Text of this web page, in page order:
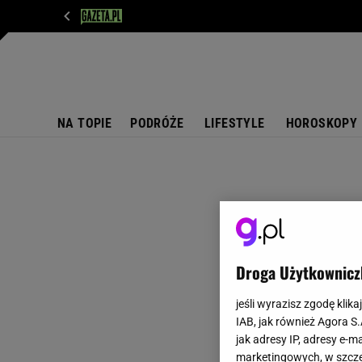
NA TOPIE PODRÓŻE LIFESTYLE HOROSKOPY
Droga
jeśli wyrazisz zgodę
IAB, jak również Agora
jak adresy IP, adresy e-
marketingowych, w